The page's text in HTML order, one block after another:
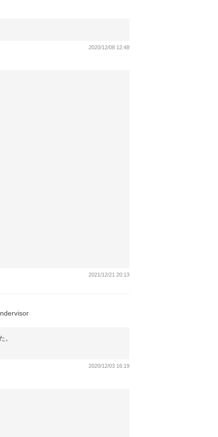
2020/12/08 12:48
2021/12/21 20:13
。
2020/12/03 16:19